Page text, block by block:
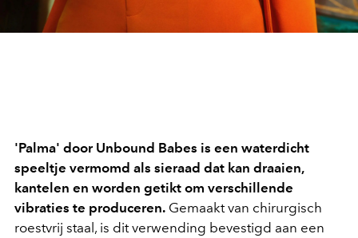
'Palma' door Unbound Babes is een waterdicht
speeltje vermomd als sieraad dat kan draaien,
kantelen en worden getikt om verschillende
vibraties te produceren. Gemaakt van chirurgisch
roestvrij staal, is dit verwending bevestigd aan een